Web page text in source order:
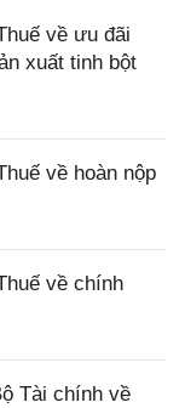
về ưu đãi
xuất tinh bột
về hoàn nộp
về chính
Tài chính về